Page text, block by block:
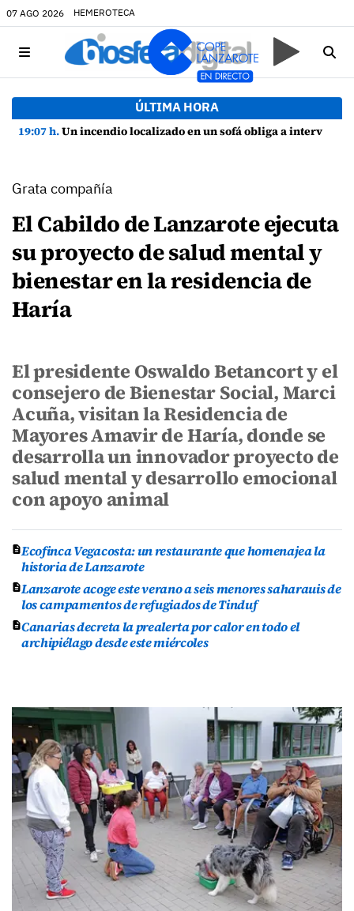
07 AGO 2026 HEMEROTECA
ÚLTIMA HORA
19:07 h.Un incendio localizado en un sofá obliga a intervenir en una vivienda de Playa Honda
Grata compañía
El Cabildo de Lanzarote ejecuta
su proyecto de salud mental y
bienestar en la residencia de
Haría
El presidente Oswaldo Betancort y el
consejero de Bienestar Social, Marci
Acuña, visitan la Residencia de
Mayores Amavir de Haría, donde se
desarrolla un innovador proyecto de
salud mental y desarrollo emocional
con apoyo animal
Ecofinca Vegacosta: un restaurante que homenajea la
historia de Lanzarote
Lanzarote acoge este verano a seis menores saharauis de
los campamentos de refugiados de Tinduf
Canarias decreta la prealerta por calor en todo el
archipiélago desde este miércoles